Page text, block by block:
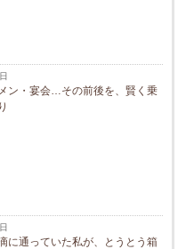
ン・宴会…その前後を、賢く乗
に通っていた私が、とうとう箱